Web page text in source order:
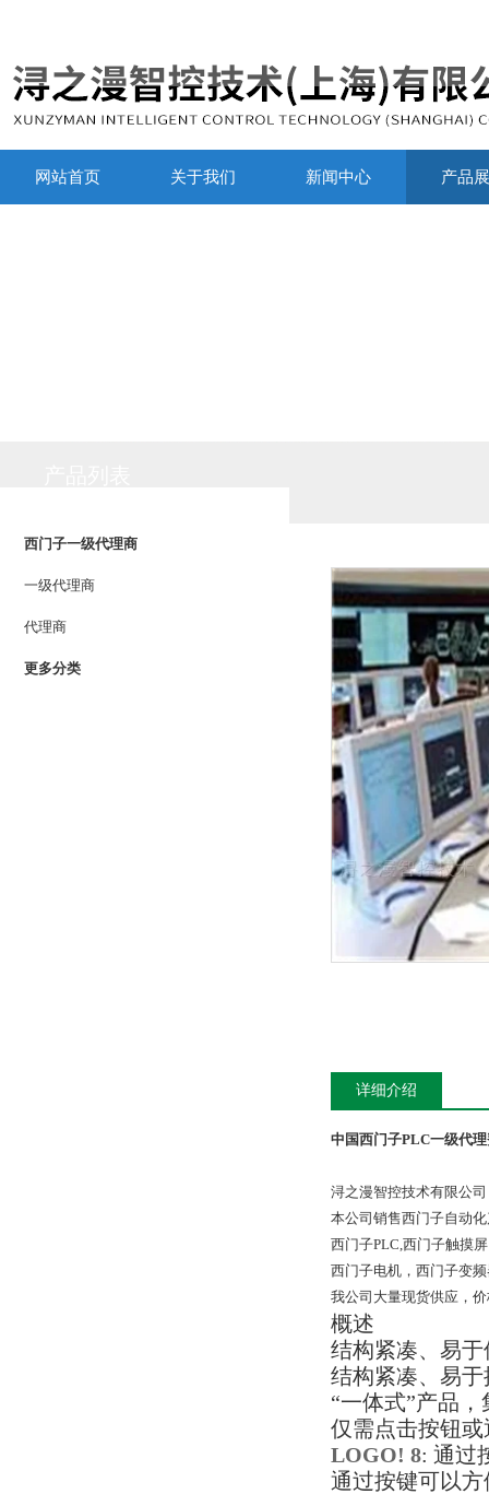
网站首页 关于我们 新闻中心 产品
西门子一级代理商
一级代理商
代理商
更多分类
详细介绍
中国西门子PLC一级代
浔之漫智控技术有限公
本公司销售西门子自动
西门子PLC,西门子触摸
西门子电机，西门子变
我公司大量现货供应，
概述
结构紧凑、易
结构紧凑、易
“一体式”产品
仅需点击按钮或
LOGO! 8: 通过
通过按键可以